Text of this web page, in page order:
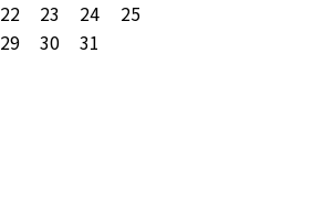
22 23 24
25
29 30
31